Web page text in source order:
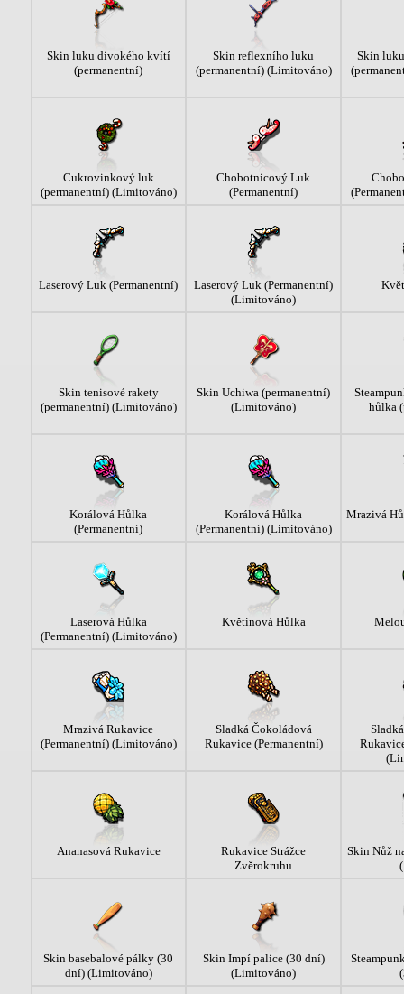
Skin luku divokého kvítí
(permanentní)
Skin reflexního luku
(permanentní) (Limitováno)
Skin
Cukrovinkový luk
(permanentní) (Limitováno)
Chobotnicový Luk
(Permanentní)
Laserový Luk (Permanentní)
Laserový Luk (Permanentní)
(Limitováno)
Skin tenisové rakety
(permanentní) (Limitováno)
Skin Uchiwa (permanentní)
(Limitováno)
hůlka
Korálová Hůlka
(Permanentní)
Korálová Hůlka
(Permanentní) (Limitováno)
Mrazivá
Laserová Hůlka
(Permanentní) (Limitováno)
Květinová Hůlka
Mrazivá Rukavice
(Permanentní) (Limitováno)
Sladká Čokoládová
Rukavice (Permanentní)
Ananasová Rukavice
Rukavice Strážce
Zvěrokruhu
Skin Nůž
Skin basebalové pálky (30
dní) (Limitováno)
Skin Impí palice (30 dní)
(Limitováno)